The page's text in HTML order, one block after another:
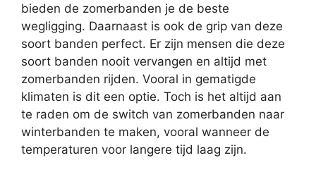
bieden de zomerbanden je de beste
wegligging. Daarnaast is ook de grip van deze
soort banden perfect. Er zijn mensen die deze
soort banden nooit vervangen en altijd met
zomerbanden rijden. Vooral in gematigde
klimaten is dit een optie. Toch is het altijd aan
te raden om de switch van zomerbanden naar
winterbanden te maken, vooral wanneer de
temperaturen voor langere tijd laag zijn.